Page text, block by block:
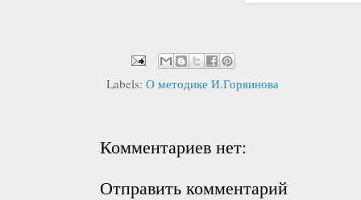
Labels: О методике И.Горяинова
Комментариев нет:
Отправить комментарий